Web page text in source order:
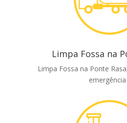
Limpa Fossa na
Limpa Fossa na Ponte
emergência